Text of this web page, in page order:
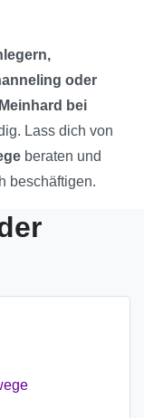
oder
Meinhard bei
Lass dich von
beraten und
beschäftigen.